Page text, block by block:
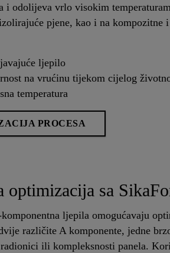
i odolijeva vrlo visokim
pjene, kao i na kompozitne
ljepilo
na vrućinu tijekom cijelog
temperatura
PROCESA
optimizacija sa
ljepila omogućavaju
različite A komponente, jedne
ili kompleksnosti panela.